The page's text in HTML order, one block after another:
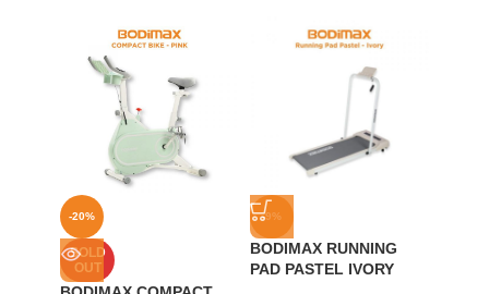
-20%
SOLD
OUT
-9%
BODIMAX RUNNING
PAD PASTEL IVORY